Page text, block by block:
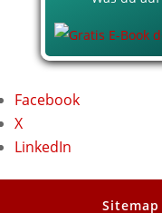
Facebook
X
LinkedIn
Sitemap